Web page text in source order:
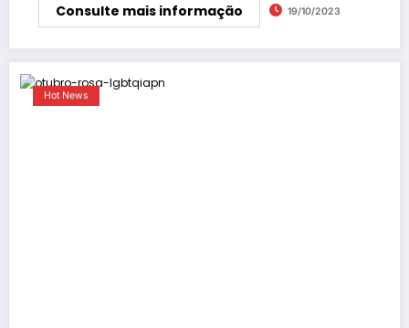
Consulte mais informação 19/10/2023
Hot News